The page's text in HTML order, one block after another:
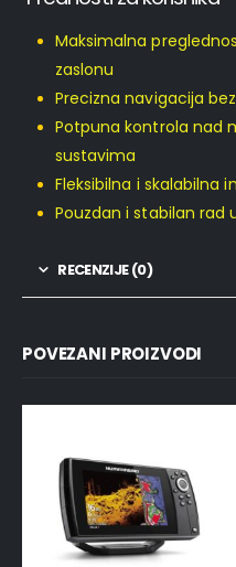
Maksimalna
zaslonu
Precizna navigacija
Potpuna kontrola nad
sustavima
Fleksibilna i skalabilna
Pouzdan i stabilan rad
RECENZIJE (0)
POVEZANI PROIZVODI